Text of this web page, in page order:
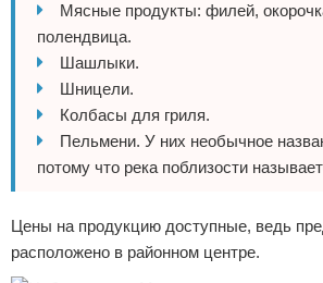
Мясные продукты: филей,
полендвица.
Шашлыки.
Шницели.
Колбасы для гриля.
Пельмени. У них необычное
потому что река поблизости
Цены на продукцию доступные, ведь
расположено в районном центре.